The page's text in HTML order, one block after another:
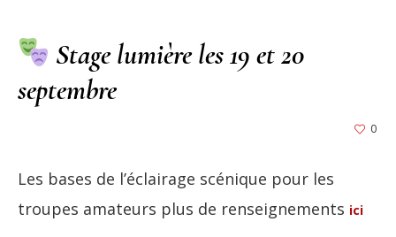
Stage lumière les 19 et 20
septembre
0
Les bases de l’éclairage scénique pour les
troupes amateurs plus de renseignements ici